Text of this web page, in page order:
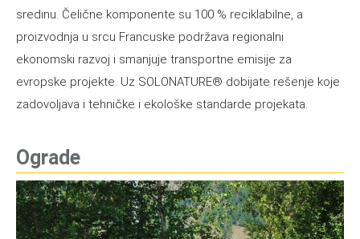
sredinu. Čelične komponente su 100 % reciklabilne, a
proizvodnja u srcu Francuske podržava regionalni
ekonomski razvoj i smanjuje transportne emisije za
evropske projekte. Uz SOLONATURE® dobijate rešenje koje
zadovoljava i tehničke i ekološke standarde projekata.
Ograde